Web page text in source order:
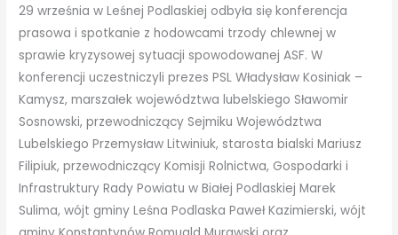
29 września w Leśnej Podlaskiej odbyła się konferencja
prasowa i spotkanie z hodowcami trzody chlewnej w
sprawie kryzysowej sytuacji spowodowanej ASF. W
konferencji uczestniczyli prezes PSL Władysław Kosiniak –
Kamysz, marszałek województwa lubelskiego Sławomir
Sosnowski, przewodniczący Sejmiku Województwa
Lubelskiego Przemysław Litwiniuk, starosta bialski Mariusz
Filipiuk, przewodniczący Komisji Rolnictwa, Gospodarki i
Infrastruktury Rady Powiatu w Białej Podlaskiej Marek
Sulima, wójt gminy Leśna Podlaska Paweł Kazimierski, wójt